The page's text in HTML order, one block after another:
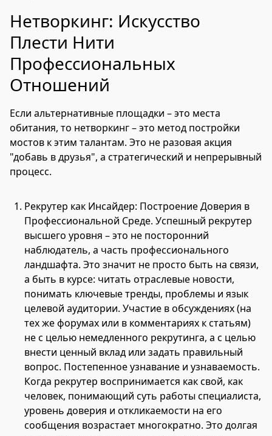
Нетворкинг: Искусство
Плести Нити
Профессиональных
Отношений
Если альтернативные площадки – это места
обитания, то нетворкинг – это метод постройки
мостов к этим талантам. Это не разовая акция
"добавь в друзья", а стратегический и непрерывный
процесс.
Рекрутер как Инсайдер: Построение Доверия в
Профессиональной Среде. Успешный рекрутер
высшего уровня – это не посторонний
наблюдатель, а часть профессионального
ландшафта. Это значит не просто быть на связи,
а быть в курсе: читать отраслевые новости,
понимать ключевые тренды, проблемы и язык
целевой аудитории. Участие в обсуждениях (на
тех же форумах или в комментариях к статьям)
не с целью немедленного рекрутинга, а с целью
внести ценный вклад или задать правильный
вопрос. Постепенное узнавание и узнаваемость.
Когда рекрутер воспринимается как свой, как
человек, понимающий суть работы специалиста,
уровень доверия и откликаемости на его
сообщения возрастает многократно. Это долгая